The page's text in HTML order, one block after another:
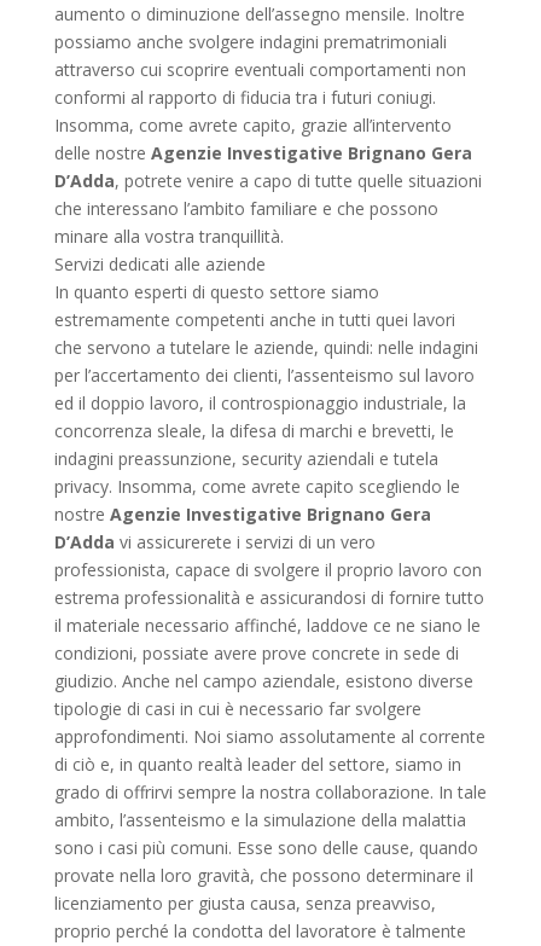
aumento o diminuzione dell’assegno mensile. Inoltre
possiamo anche svolgere indagini prematrimoniali
attraverso cui scoprire eventuali comportamenti non
conformi al rapporto di fiducia tra i futuri coniugi.
Insomma, come avrete capito, grazie all’intervento
delle nostre Agenzie Investigative Brignano Gera
D’Adda, potrete venire a capo di tutte quelle situazioni
che interessano l’ambito familiare e che possono
minare alla vostra tranquillità.
Servizi dedicati alle aziende
In quanto esperti di questo settore siamo
estremamente competenti anche in tutti quei lavori
che servono a tutelare le aziende, quindi: nelle indagini
per l’accertamento dei clienti, l’assenteismo sul lavoro
ed il doppio lavoro, il controspionaggio industriale, la
concorrenza sleale, la difesa di marchi e brevetti, le
indagini preassunzione, security aziendali e tutela
privacy. Insomma, come avrete capito scegliendo le
nostre Agenzie Investigative Brignano Gera
D’Adda vi assicurerete i servizi di un vero
professionista, capace di svolgere il proprio lavoro con
estrema professionalità e assicurandosi di fornire tutto
il materiale necessario affinché, laddove ce ne siano le
condizioni, possiate avere prove concrete in sede di
giudizio. Anche nel campo aziendale, esistono diverse
tipologie di casi in cui è necessario far svolgere
approfondimenti. Noi siamo assolutamente al corrente
di ciò e, in quanto realtà leader del settore, siamo in
grado di offrirvi sempre la nostra collaborazione. In tale
ambito, l’assenteismo e la simulazione della malattia
sono i casi più comuni. Esse sono delle cause, quando
provate nella loro gravità, che possono determinare il
licenziamento per giusta causa, senza preavviso,
proprio perché la condotta del lavoratore è talmente